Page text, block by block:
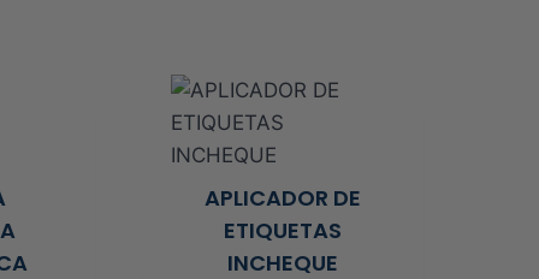
APLICADOR DE
ETIQUETAS
INCHEQUE